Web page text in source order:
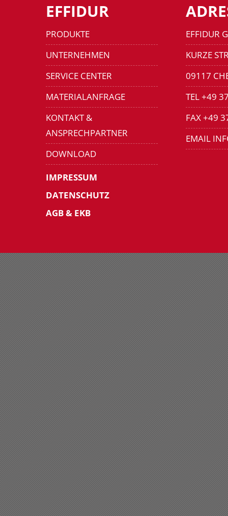
EFFIDUR
PRODUKTE
UNTERNEHMEN
SERVICE CENTER
MATERIALANFRAGE
KONTAKT &
ANSPRECHPARTNER
DOWNLOAD
IMPRESSUM
DATENSCHUTZ
AGB & EKB
EFFIDUR
KURZE
09117
TEL +49
FAX +49
EMAIL